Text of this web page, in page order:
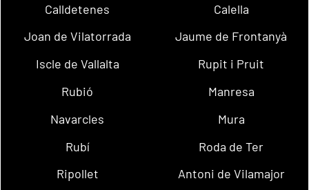
Calldetenes
Calella
Joan de Vilatorrada
Jaume de Frontanyà
Iscle de Vallalta
Rupit i Pruit
Rubió
Manresa
Navarcles
Mura
Rubí
Roda de Ter
Ripollet
Antoni de Vilamajor